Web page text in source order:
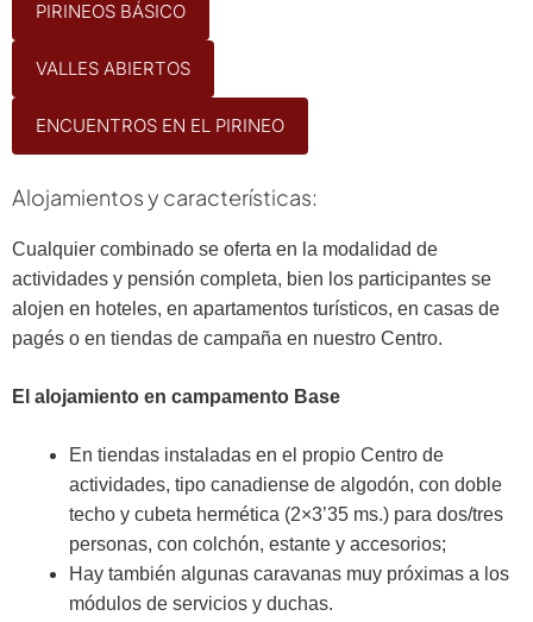
PIRINEOS BÁSICO
VALLES ABIERTOS
ENCUENTROS EN EL PIRINEO
Alojamientos y características:
Cualquier combinado se oferta en la modalidad de
actividades y pensión completa, bien los participantes se
alojen en hoteles, en apartamentos turísticos, en casas de
pagés o en tiendas de campaña en nuestro Centro.
El alojamiento en campamento Base
En tiendas instaladas en el propio Centro de
actividades, tipo canadiense de algodón, con doble
techo y cubeta hermética (2×3’35 ms.) para dos/tres
personas, con colchón, estante y accesorios;
Hay también algunas caravanas muy próximas a los
módulos de servicios y duchas.